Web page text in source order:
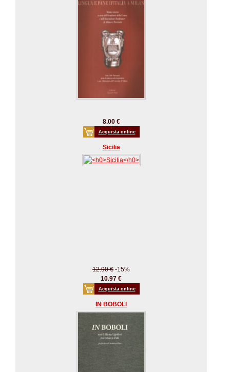
8.00 €
Acquista online
Sicilia
12.90 € -15%
10.97 €
Acquista online
IN BOBOLI